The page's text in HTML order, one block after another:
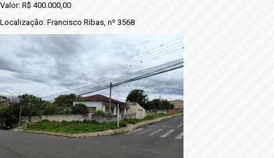
Valor: R$ 400.000,00
Localização: Francisco Ribas, nº 3568